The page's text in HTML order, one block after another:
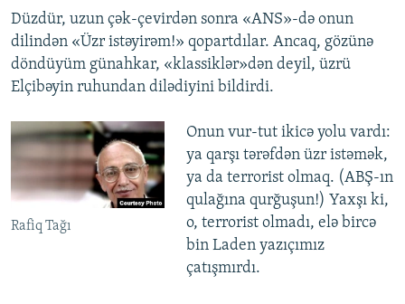
Düzdür, uzun çək-çevirdən sonra «ANS»-də onun
dilindən «Üzr istəyirəm!» qopartdılar. Ancaq, gözünə
döndüyüm günahkar, «klassiklər»dən deyil, üzrü
Elçibəyin ruhundan dilədiyini bildirdi.
Rafiq Tağı
Onun vur-tut ikicə yolu vardı:
ya qarşı tərəfdən üzr istəmək,
ya da terrorist olmaq. (ABŞ-ın
qulağına qurğuşun!) Yaxşı ki,
o, terrorist olmadı, elə bircə
bin Laden yazıçımız
çatışmırdı.